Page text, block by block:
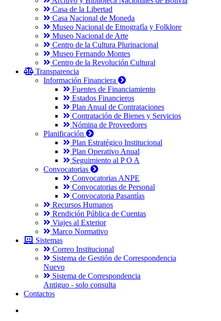
Casa de la Libertad
Casa Nacional de Moneda
Museo Nacional de Etnografía y Folklore
Museo Nacional de Arte
Centro de la Cultura Plurinacional
Museo Fernando Montes
Centro de la Revolución Cultural
Transparencia
Información Financiera
Fuentes de Financiamiento
Estados Financieros
Plan Anual de Contrataciones
Contratación de Bienes y Servicios
Nómina de Proveedores
Planificación
Plan Estratégico Institucional
Plan Operativo Anual
Seguimiento al P O A
Convocatorias
Convocatorias ANPE
Convocatorias de Personal
Convocatoria Pasantías
Recursos Humanos
Rendición Pública de Cuentas
Viajes al Exterior
Marco Normativo
Sistemas
Correo Institucional
Sistema de Gestión de Correspondencia
Nuevo
Sistema de Correspondencia
Antiguo - solo consulta
Contactos